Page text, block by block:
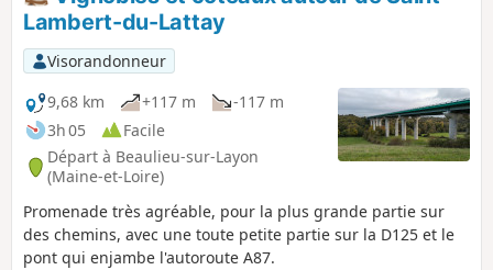
Lambert-du-Lattay
Visorandonneur
9,68 km
+117 m
-117 m
3h 05
Facile
Départ à Beaulieu-sur-Layon
(Maine-et-Loire)
Promenade très agréable, pour la plus grande partie sur
des chemins, avec une toute petite partie sur la D125 et le
pont qui enjambe l'autoroute A87.